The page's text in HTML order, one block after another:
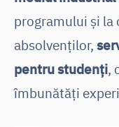
programului și la
absolvenților,
pentru studenți,
îmbunătăți